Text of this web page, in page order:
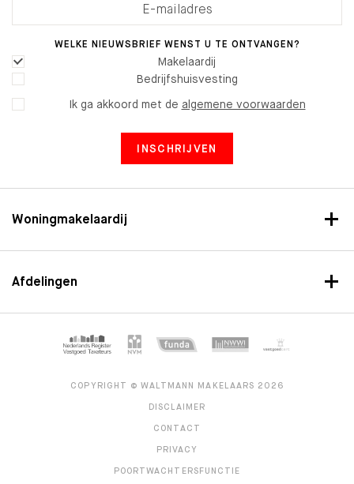
Woningmakelaardij
Afdelingen
WELKE NIEUWSBRIEF WENST U TE ONTVANGEN?
Makelaardij
Bedrijfshuisvesting
Ik ga akkoord met de algemene voorwaarden
INSCHRIJVEN
COPYRIGHT © WALTMANN MAKELAARS 2026
DISCLAIMER
CONTACT
PRIVACY
POORTWACHTERSFUNCTIE